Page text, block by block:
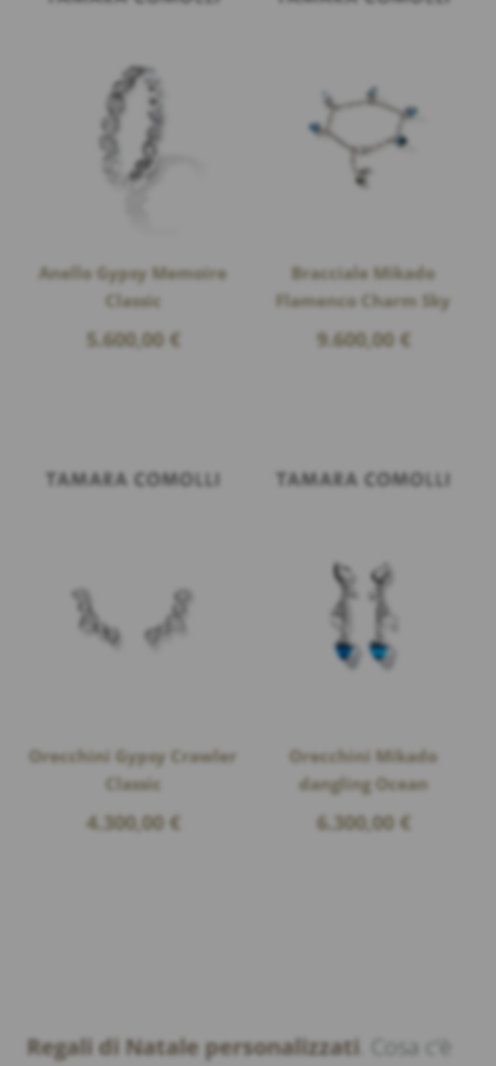
Anello Gypsy Memoire
Classic
5.600,00 €
Bracciale Mikado
Flamenco Charm Sky
9.600,00 €
Orecchini Gypsy Crawler
Classic
4.300,00 €
Orecchini Mikado
dangling Ocean
6.300,00 €
Regali di Natale personalizzati . Cosa c’è